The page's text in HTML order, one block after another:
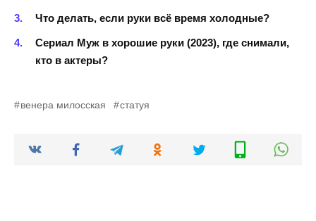
Что делать, если руки всё время холодные?
Сериал Муж в хорошие руки (2023), где снимали,
кто в актеры?
венера милосская статуя